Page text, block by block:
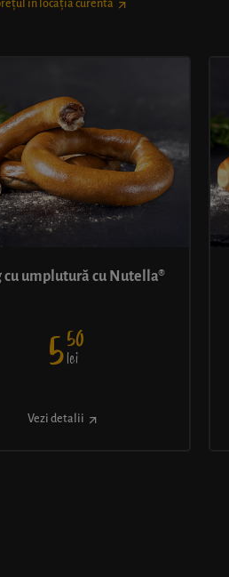
în locația curentă
cu umplutură cu Nutella®
550
lei
Vezi detalii